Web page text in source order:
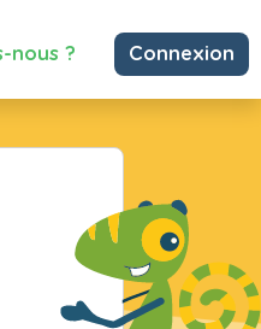
nous ? Connexion